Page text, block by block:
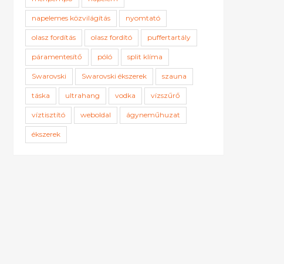
napelemes közvilágítás nyomtató
olasz fordítás olasz fordító puffertartály
páramentesítő póló split klíma
Swarovski Swarovski ékszerek szauna
táska ultrahang vodka vízszűrő
víztisztító weboldal ágyneműhuzat
ékszerek